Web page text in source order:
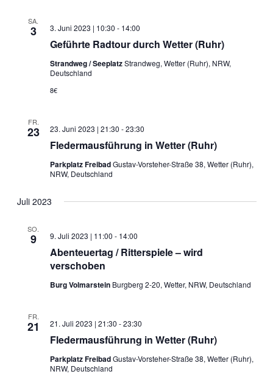
SA.
3
Geführte Radtour durch Wetter (Ruhr)
3. Juni 2023 | 10:30 - 14:00
Strandweg / SeeplatzStrandweg, Wetter (Ruhr), NRW,
Deutschland
8€
FR.
23
Fledermausführung in Wetter (Ruhr)
23. Juni 2023 | 21:30 -23:30
Parkplatz FreibadGustav-Vorsteher-Straße 38, Wetter (Ruhr),
NRW, Deutschland
Juli 2023
SO.
9
Abenteuertag / Ritterspiele – wird
verschoben
9. Juli 2023 | 11:00 - 14:00
Burg Volmarstein Burgberg 2-20, Wetter, NRW, Deutschland
FR.
21
Fledermausführung in Wetter (Ruhr)
21. Juli 2023 | 21:30 -23:30
Parkplatz FreibadGustav-Vorsteher-Straße 38, Wetter (Ruhr),
NRW, Deutschland